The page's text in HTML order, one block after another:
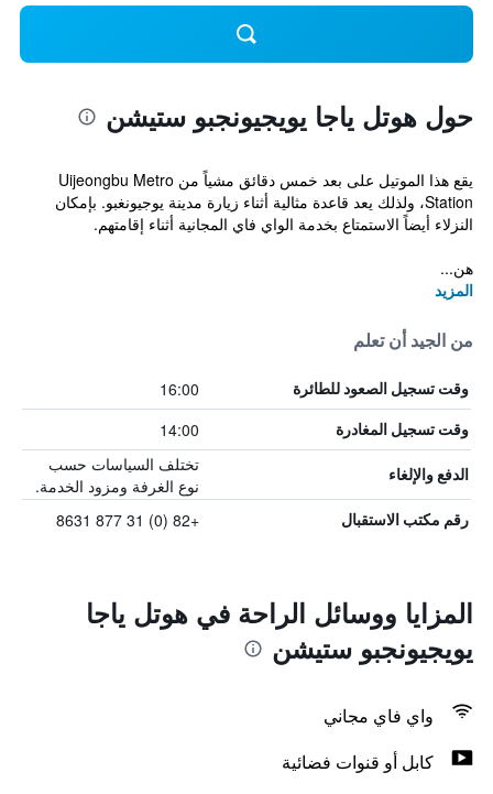
حول هوتل ياجا يويجيونجبو ستيشن
يقع هذا الموتيل على بعد خمس دقائق مشياً من Uijeongbu Metro
Station، ولذلك يعد قاعدة مثالية أثناء زيارة مدينة يوجيونغبو. بإمكان
النزلاء أيضاً الاستمتاع بخدمة الواي فاي المجانية أثناء إقامتهم.
هن...
المزيد
من الجيد أن تعلم
وقت تسجيل الصعود للطائرة 16:00
وقت تسجيل المغادرة 14:00
الدفع والإلغاء
تختلف السياسات حسب
نوع الغرفة ومزود الخدمة.
رقم مكتب الاستقبال +82 (0) 31 877 8631
المزايا ووسائل الراحة في هوتل ياجا
يويجيونجبو ستيشن
واي فاي مجاني
كابل أو قنوات فضائية